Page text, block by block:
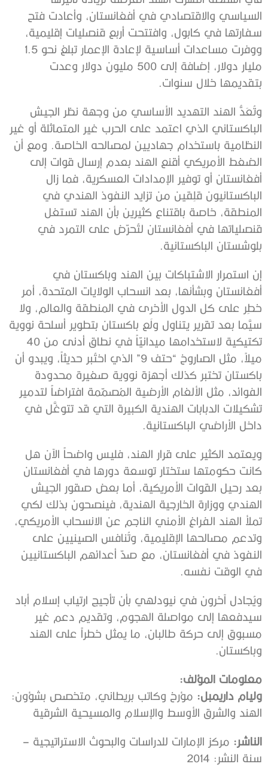
السياسي والاقتصادي في أفغانستان، وأعادت فتح
سفارتها في كابول، وافتتحت أربع قنصليات إقليمية،
ووفرت مساعدات أساسية لإعادة الإعمار تبلغ نحو 1.5
مليار دولار، إضافة إلى 500 مليون دولار وعدت
بتقديمها خلال سنوات.
وتُعَدُّ الهند التهديد الأساسي من وجهة نظر الجيش
الباكستاني الذي اعتمد على الحرب غير المتماثلة أو غير
النظامية باستخدام جهاديين لمصالحه الخاصة. ومع أن
الضغط الأمريكي أقنع الهند بعدم إرسال قوات إلى
أفغانستان أو توفير الإمدادات العسكرية، فما زال
الباكستانيون قلِقين من تزايد النفوذ الهندي في
المنطقة، خاصة باقتناع كثيرين بأن الهند تستغل
قنصلياتها في أفغانستان لتُحرّض على التمرد في
بلوشستان الباكستانية.
إن استمرار الاشتباكات بين الهند وباكستان في
أفغانستان وبشأنها، بعد انسحاب الولايات المتحدة، أمر
خطِر على كل الدول الأخرى في المنطقة والعالم، ولا
سيَّما بعد تقرير يتناول ولَع باكستان بتطوير أسلحة نووية
تكتيكية لاستخدامها ميدانيّاً في نطاق أدنى من 40
ميلاً، مثل الصاروخ “حتف 9” الذي اختُبر حديثاً، ويبدو أن
باكستان تختبر كذلك أجهزة نووية صغيرة محدودة
الفوائد، مثل الألغام الأرضية المُصمّمة افتراضاً لتدمير
تشكيلات الدبابات الهندية الكبيرة التي قد تتوغَّل في
داخل الأراضي الباكستانية.
ويعتمد الكثير على قرار الهند، فليس واضحاً الآن هل
كانت حكومتها ستختار توسعة دورها في أفغانستان
بعد رحيل القوات الأمريكية، أما بعض صقور الجيش
الهندي ووزارة الخارجية الهندية، فينصحون بذلك لكي
تملأ الهند الفراغ الأمني الناجم عن الانسحاب الأمريكي،
وتدعم مصالحها الإقليمية، وتُنافس الصينيين على
النفوذ في أفغانستان، مع صدّ أعدائهم الباكستانيين
في الوقت نفسه.
ويُجادل آخرون في نيودلهي بأن تأجيج ارتياب إسلام أباد
سيدفعها إلى مواصلة الهجوم، وتقديم دعم غير
مسبوق إلى حركة طالبان، ما يمثل خطراً على الهند
وباكستان.
معلومات المؤلف:
وليام داريمبل: مؤرخ وكاتب بريطاني، متخصص بشؤون:
الهند والشرق الأوسط والإسلام والمسيحية الشرقية
الناشر: مركز الإمارات للدراسات والبحوث الاستراتيجية –
سنة النشر: 2014